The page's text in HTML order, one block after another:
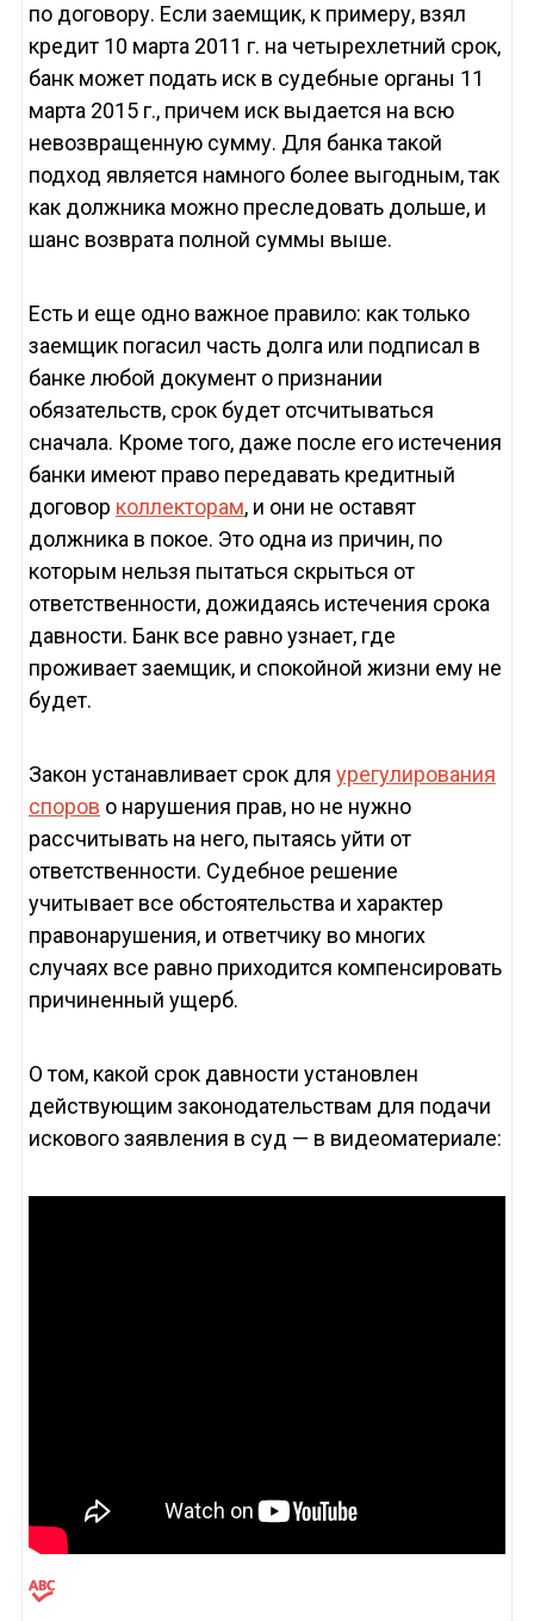
по договору. Если заемщик, к примеру, взял
кредит 10 марта 2011 г. на четырехлетний срок,
банк может подать иск в судебные органы 11
марта 2015 г., причем иск выдается на всю
невозвращенную сумму. Для банка такой
подход является намного более выгодным, так
как должника можно преследовать дольше, и
шанс возврата полной суммы выше.
Есть и еще одно важное правило: как только
заемщик погасил часть долга или подписал в
банке любой документ о признании
обязательств, срок будет отсчитываться
сначала. Кроме того, даже после его истечения
банки имеют право передавать кредитный
договор коллекторам, и они не оставят
должника в покое. Это одна из причин, по
которым нельзя пытаться скрыться от
ответственности, дожидаясь истечения срока
давности. Банк все равно узнает, где
проживает заемщик, и спокойной жизни ему не
будет.
Закон устанавливает срок для урегулирования
споров о нарушения прав, но не нужно
рассчитывать на него, пытаясь уйти от
ответственности. Судебное решение
учитывает все обстоятельства и характер
правонарушения, и ответчику во многих
случаях все равно приходится компенсировать
причиненный ущерб.
О том, какой срок давности установлен
действующим законодательствам для подачи
искового заявления в суд — в видеоматериале: